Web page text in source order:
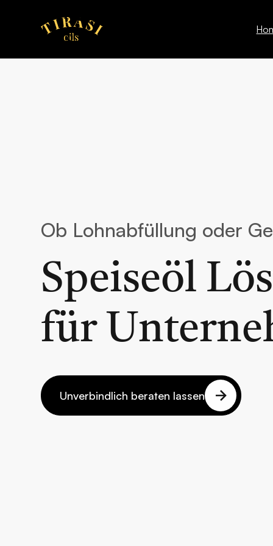
Ob Lohnabfüllung oder
Speiseöl
für
Unverbindlich beraten lassen